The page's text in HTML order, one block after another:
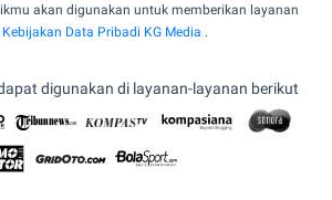
akan digunakan untuk memberikan layanan
Kebijakan Data Pribadi KG Media .
digunakan di layanan-layanan berikut